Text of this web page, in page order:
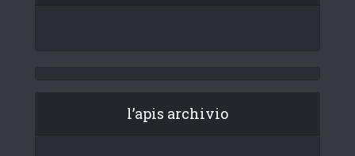
l’apis archivio